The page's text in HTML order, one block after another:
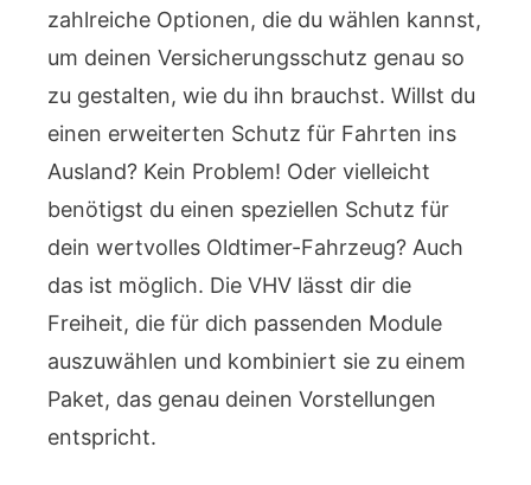
zahlreiche Optionen, die du wählen kannst,
um deinen Versicherungsschutz genau so
zu gestalten, wie du ihn brauchst. Willst du
einen erweiterten Schutz für Fahrten ins
Ausland? Kein Problem! Oder vielleicht
benötigst du einen speziellen Schutz für
dein wertvolles Oldtimer-Fahrzeug? Auch
das ist möglich. Die VHV lässt dir die
Freiheit, die für dich passenden Module
auszuwählen und kombiniert sie zu einem
Paket, das genau deinen Vorstellungen
entspricht.